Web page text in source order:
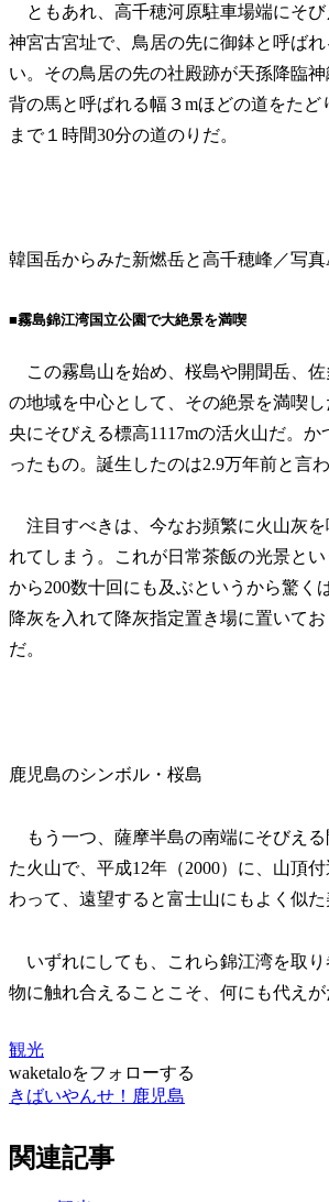
ともあれ、高千穂河原駐車場端にそび
神宮古宮址で、鳥居の先に御鉢と呼ば
い。その鳥居の先の社殿跡が天孫降臨
背の馬と呼ばれる幅３mほどの道をた
まで１時間30分の道のりだ。
韓国岳からみた新燃岳と高千穂峰／写真
■霧島錦江湾国立公園で大絶景を満喫
この霧島山を始め、桜島や開聞岳、佐
の地域を中心として、その絶景を満喫
央にそびえる標高1117mの活火山だ。
ったもの。誕生したのは2.9万年前と言
注目すべきは、今なお頻繁に火山灰
れてしまう。これが日常茶飯の光景と
から200数十回にも及ぶというから驚く
降灰を入れて降灰指定置き場に置いて
だ。
鹿児島のシンボル・桜島
もう一つ、薩摩半島の南端にそびえる
た火山で、平成12年（2000）に、山頂
わって、遠望すると富士山にもよく似
いずれにしても、これら錦江湾を取
物に触れ合えることこそ、何にも代え
観光
waketaloをフォローする
きばいやんせ！鹿児島
関連記事